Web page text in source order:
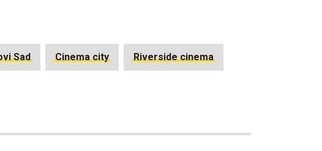
Sad Cinema city Riverside cinema